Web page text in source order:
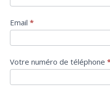
Email *
Votre numéro de téléphone